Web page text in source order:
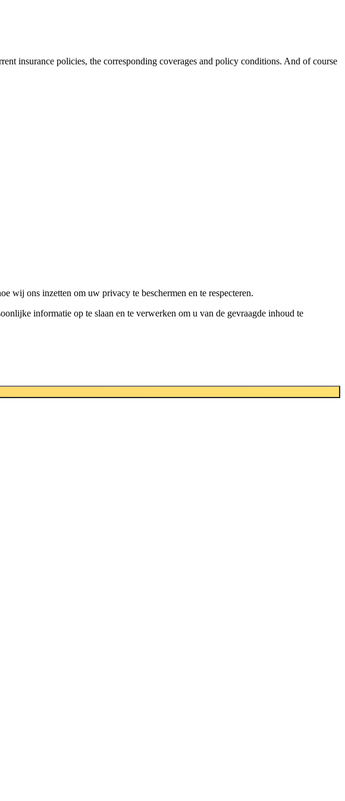
insurance policies, the corresponding coverages and policy conditions. And of course
wij ons inzetten om uw privacy te beschermen en te respecteren.
informatie op te slaan en te verwerken om u van de gevraagde inhoud te